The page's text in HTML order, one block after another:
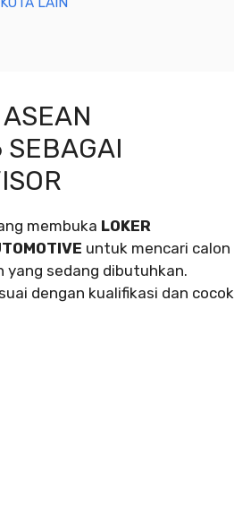
membuka LOKER
untuk mencari calon
yang sedang dibutuhkan.
dengan kualifikasi dan cocok